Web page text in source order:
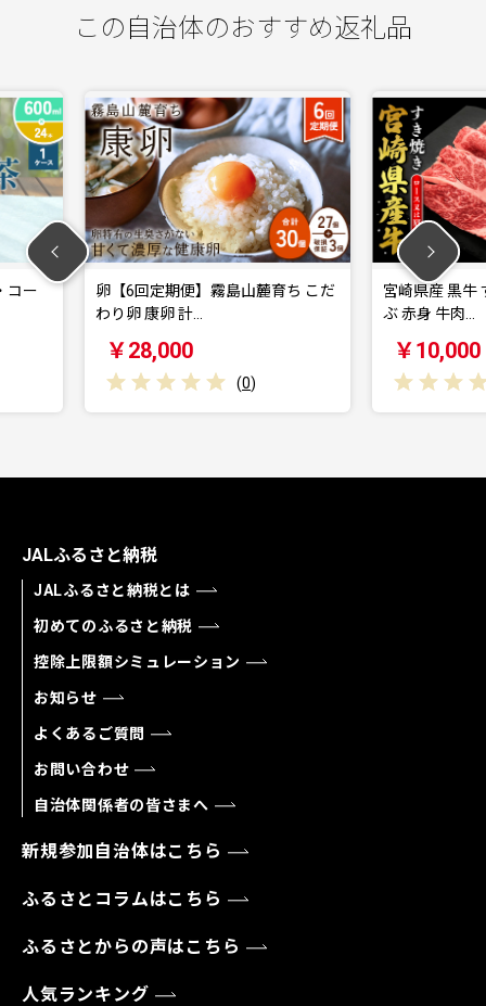
この自治体のおすすめ返礼品
山麓育ち こだ
宮崎県産 黒牛 すき焼き しゃぶしゃ
ぶ 赤身 牛肉…
￥10,000
えび
ー
￥
JALふるさと納税
JALふるさと納税とは
初めてのふるさと納税
控除上限額シミュレーション
お知らせ
よくあるご質問
お問い合わせ
自治体関係者の皆さまへ
新規参加自治体はこちら
ふるさとコラムはこちら
ふるさとからの声はこちら
人気ランキング